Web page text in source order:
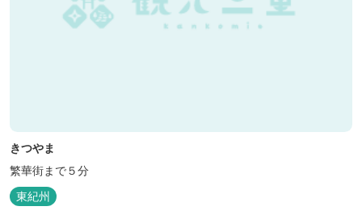
きつやま
繁華街まで５分
東紀州